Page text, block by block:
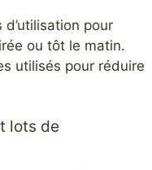
pour
ou tôt le matin.
utilisés pour réduire
lots de